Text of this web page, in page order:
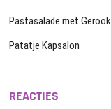
Pastasalade met
Patatje Kapsalon
REACTIES